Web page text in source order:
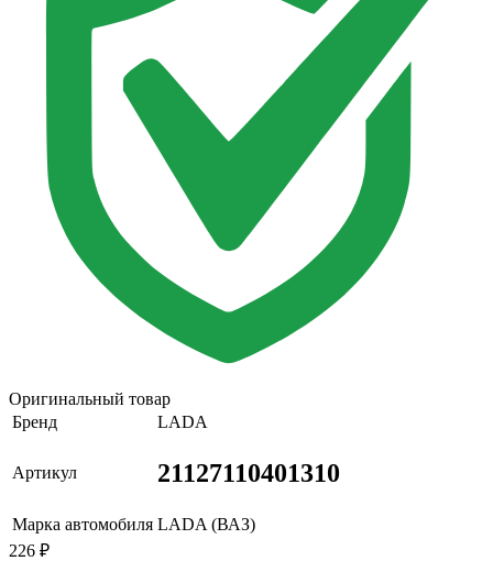
Оригинальный товар
Бренд
LADA
Артикул 21127110401310
Марка автомобиля LADA (ВАЗ)
226 ₽